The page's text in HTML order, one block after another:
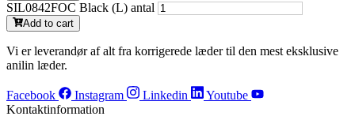
SIL0842FOC Black (L) antal
Add to cart
Vi er leverandør af alt fra korrigerede læder til den mest eksklusive
anilin læder.
Facebook Instagram Linkedin
Youtube
Kontaktinformation